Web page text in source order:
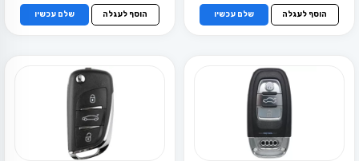
₪299.
הוא:
₪179.
הוסף לעגלה שלם עכשיו
היה:
₪15.
הוא:
₪8.
הוסף לעגלה שלם עכשיו